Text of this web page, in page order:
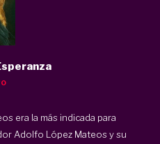
era la más indicada para
Adolfo López Mateos y su